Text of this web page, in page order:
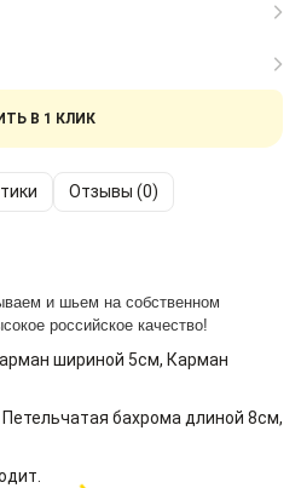
В 1 КЛИК
Отзывы (0)
и шьем на собственном
российское качество!
шириной 5см, Карман
бахрома длиной 8см,